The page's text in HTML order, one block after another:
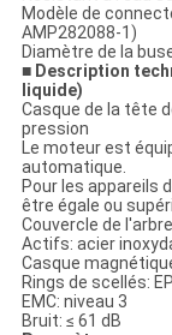
Modèle de
AMP282088-1)
Diamètre de la
■ Description
liquide)
Casque de la tête
pression
Le moteur est
automatique.
Pour les appareils
être égale ou
Couvercle de
Actifs: acier
Casque
Rings de scellés:
EMC: niveau 3
Bruit: ≤ 61 dB